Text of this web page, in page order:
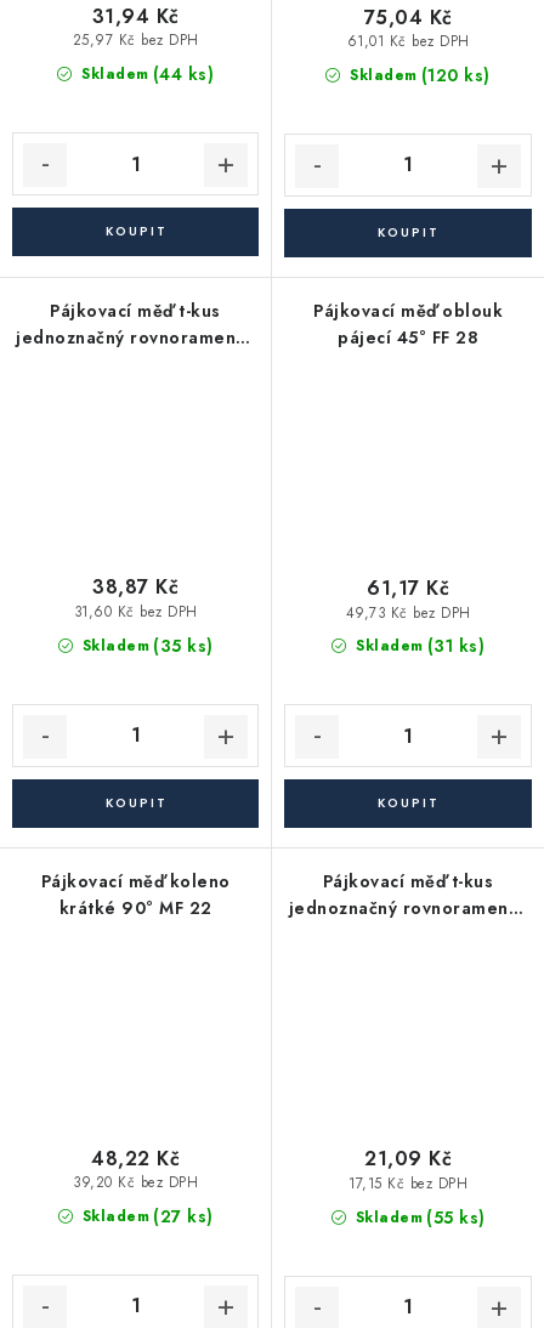
Skladem (44 ks)
25,97 Kč bez DPH
31,94 Kč
Skladem (120 ks)
61,01 Kč bez DPH
75,04 Kč
Pájkovací měď t-kus
jednoznačný rovnoramenný
Skladem (35 ks)
31,60 Kč bez DPH
38,87 Kč
Pájkovací měď oblouk
pájecí 45° FF 28
Skladem (31 ks)
49,73 Kč bez DPH
61,17 Kč
Pájkovací měď koleno
krátké 90° MF 22
Skladem (27 ks)
39,20 Kč bez DPH
48,22 Kč
Pájkovací měď t-kus
jednoznačný rovnoramenný
Skladem (55 ks)
17,15 Kč bez DPH
21,09 Kč